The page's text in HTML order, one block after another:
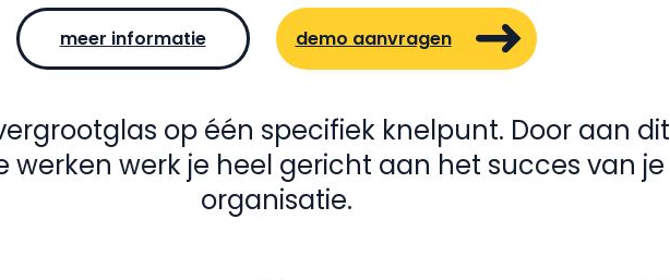
meer informatie demo aanvragen
op één specifiek knelpunt. Door aan dit
werken werk je heel gericht aan het succes van je
organisatie.